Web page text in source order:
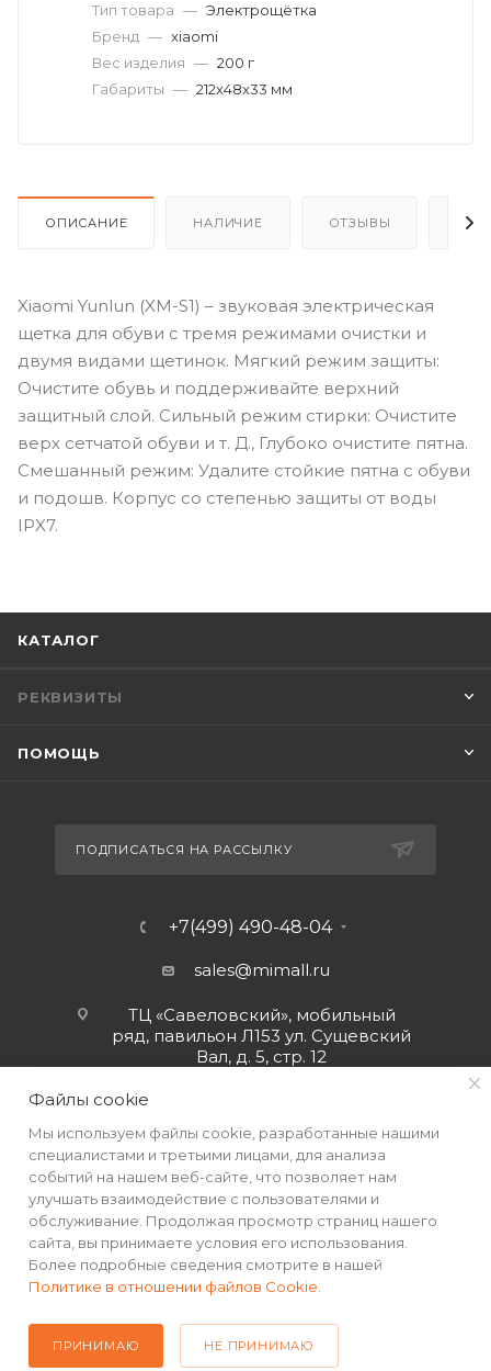
Тип товара — Электрощётка
Бренд — xiaomi
Вес изделия — 200 г
Габариты — 212x48x33 мм
ОПИСАНИЕ НАЛИЧИЕ ОТЗЫВЫ
Xiaomi Yunlun (XM-S1) – звуковая электрическая
щетка для обуви с тремя режимами очистки и
двумя видами щетинок. Мягкий режим защиты:
Очистите обувь и поддерживайте верхний
защитный слой. Сильный режим стирки: Очистите
верх сетчатой обуви и т. Д., Глубоко очистите пятна.
Смешанный режим: Удалите стойкие пятна с обуви
и подошв. Корпус со степенью защиты от воды
IPX7.
КАТАЛОГ
РЕКВИЗИТЫ
ПОМОЩЬ
ПОДПИСАТЬСЯ НА РАССЫЛКУ
+7(499) 490-48-04
sales@mimall.ru
ТЦ «Савеловский», мобильный
ряд, павильон Л153 ул. Сущевский
Вал, д. 5, стр. 12
2026 © Интернет-магазин MiMall® • Не является публичной
офертой • 2026 г.
Файлы cookie
Мы используем файлы cookie, разработанные нашими
специалистами и третьими лицами, для анализа
событий на нашем веб-сайте, что позволяет нам
улучшать взаимодействие с пользователями и
обслуживание. Продолжая просмотр страниц нашего
сайта, вы принимаете условия его использования.
Более подробные сведения смотрите в нашей
Политике в отношении файлов Cookie
ПРИНИМАЮ НЕ ПРИНИМАЮ